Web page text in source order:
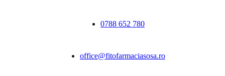
0788 652 780
office@fitofarmaciasosa.ro